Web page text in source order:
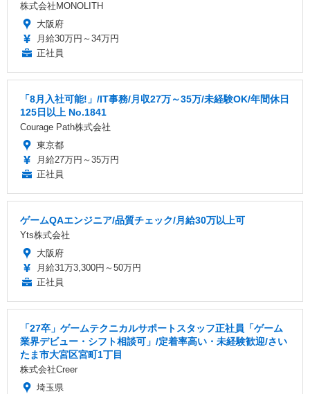
株式会社MONOLITH
大阪府
月給30万円～34万円
正社員
「8月入社可能!」/IT事務/月収27万～35万/未経験OK/年間休日
125日以上 No.1841
Courage Path株式会社
東京都
月給27万円～35万円
正社員
ゲームQAエンジニア/品質チェック/月給30万以上可
Yts株式会社
大阪府
月給31万3,300円～50万円
正社員
「27卒」ゲームテクニカルサポートスタッフ正社員「ゲーム
業界デビュー・シフト相談可」/定着率高い・未経験歓迎/さい
たま市大宮区宮町1丁目
株式会社Creer
埼玉県